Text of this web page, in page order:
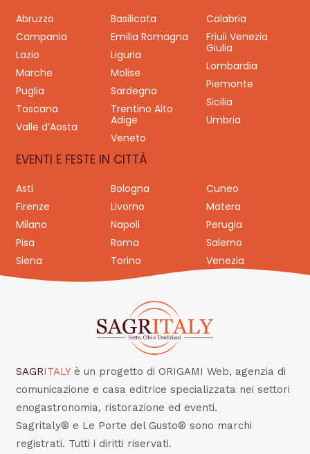
Abruzzo Basilicata
Calabria
Campania
Emilia Romagna
Friuli Venezia
Giulia
Lazio
Liguria
Lombardia
Marche
Molise
Piemonte
Puglia
Sardegna
Sicilia
Toscana
Trentino Alto
Adige
Umbria
Valle d’Aosta
Veneto
EVENTI E FESTE IN CITTÀ
Asti Bologna
Cuneo
Firenze
Livorno
Matera
Milano
Napoli
Perugia
Pisa
Roma
Salerno
Siena
Torino Venezia
SAGRITALY è un progetto di ORIGAMI Web, agenzia di
comunicazione e casa editrice specializzata nei settori
enogastronomia, ristorazione ed eventi.
Sagritaly® e Le Porte del Gusto® sono marchi
registrati. Tutti i diritti riservati.